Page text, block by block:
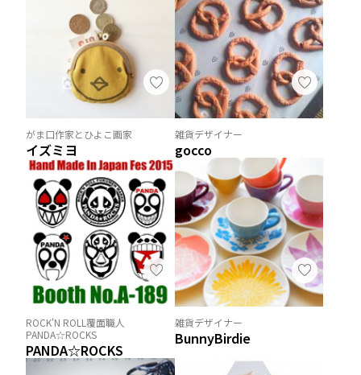
がま口作家とひよこ画家
イズミヨ
雑貨デザイナー
gocco
ROCK'N ROLL覆面職人
PANDA☆ROCKS
PANDA☆ROCKS
雑貨デザイナー
BunnyBirdie